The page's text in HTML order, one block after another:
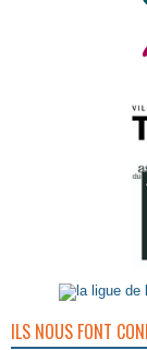
ILS NOUS FONT